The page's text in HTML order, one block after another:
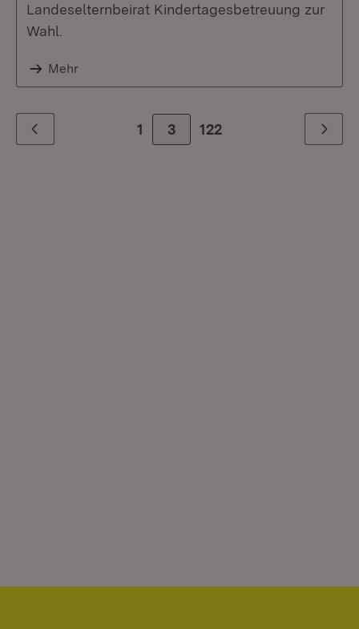
Landeselternbeirat Kindertagesbetreuung zur
Wahl.
Mehr
Zurück 1 3 Zur letzte Seite
122 Weiter